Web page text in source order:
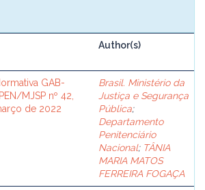
Author(s)
GAB-
MJSP nº 42,
de 2022
Brasil. Ministério da
Justiça e Segurança
Pública;
Departamento
Penitenciário
Nacional; TÂNIA
MARIA MATOS
FERREIRA FOGAÇA